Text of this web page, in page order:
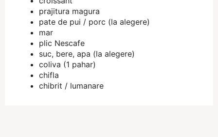
prajitura magura
pate de pui / porc (la alegere)
mar
plic Nescafe
suc, bere, apa (la alegere)
coliva (1 pahar)
chifla
chibrit / lumanare